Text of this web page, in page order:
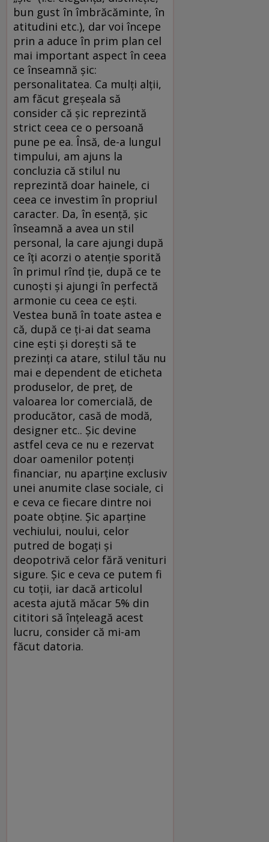
bun gust în îmbrăcăminte, în
atitudini etc.), dar voi începe
prin a aduce în prim plan cel
mai important aspect în ceea
ce înseamnă șic:
personalitatea. Ca mulți alții,
am făcut greșeala să
consider că șic reprezintă
strict ceea ce o persoană
pune pe ea. Însă, de-a lungul
timpului, am ajuns la
concluzia că stilul nu
reprezintă doar hainele, ci
ceea ce investim în propriul
caracter. Da, în esență, șic
înseamnă a avea un stil
personal, la care ajungi după
ce îți acorzi o atenție sporită
în primul rînd ție, după ce te
cunoști și ajungi în perfectă
armonie cu ceea ce ești.
Vestea bună în toate astea e
că, după ce ți-ai dat seama
cine ești și dorești să te
prezinți ca atare, stilul tău nu
mai e dependent de eticheta
produselor, de preț, de
valoarea lor comercială, de
producător, casă de modă,
designer etc.. Șic devine
astfel ceva ce nu e rezervat
doar oamenilor potenți
financiar, nu aparține exclusiv
unei anumite clase sociale, ci
e ceva ce fiecare dintre noi
poate obține. Șic aparține
vechiului, noului, celor
putred de bogați și
deopotrivă celor fără venituri
sigure. Șic e ceva ce putem fi
cu toții, iar dacă articolul
acesta ajută măcar 5% din
cititori să înțeleagă acest
lucru, consider că mi-am
făcut datoria.